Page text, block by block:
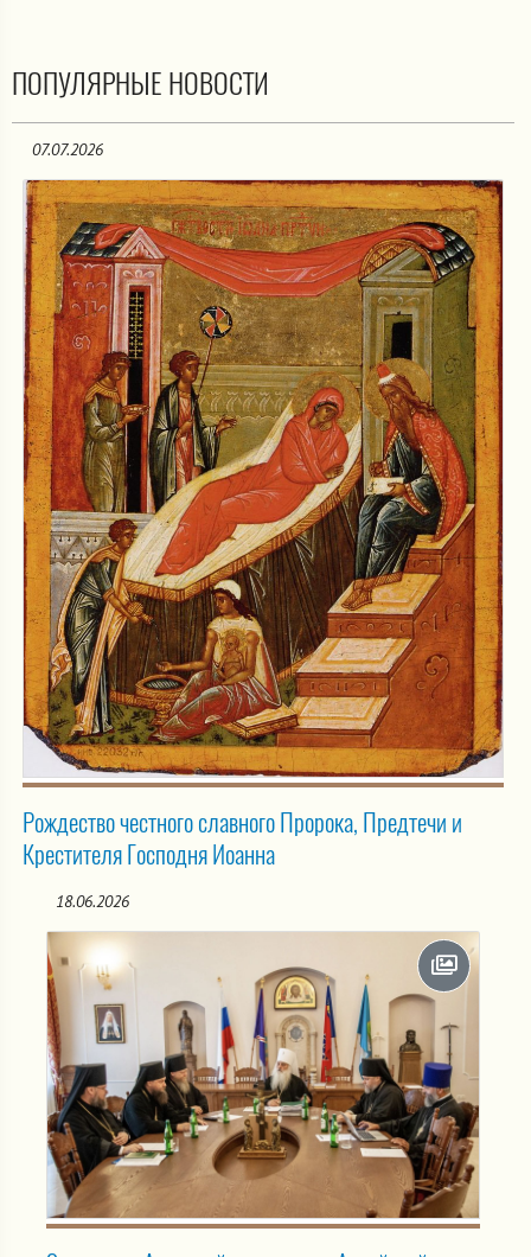
ПОПУЛЯРНЫЕ НОВОСТИ
07.07.2026
Рождество честного славного Пророка, Предтечи и
Крестителя Господня Иоанна
18.06.2026